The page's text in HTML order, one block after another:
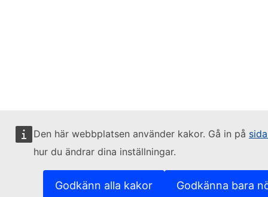
Den här webbplatsen använder kakor. Gå in på
hur du ändrar dina inställningar.
Godkänn alla kakor Godkänna bara